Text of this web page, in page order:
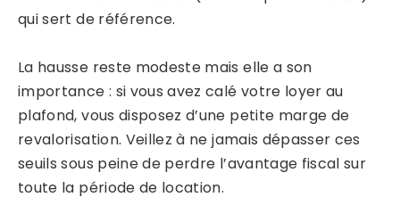
qui sert de référence.
La hausse reste modeste mais elle a son
importance : si vous avez calé votre loyer au
plafond, vous disposez d’une petite marge de
revalorisation. Veillez à ne jamais dépasser ces
seuils sous peine de perdre l’avantage fiscal sur
toute la période de location.